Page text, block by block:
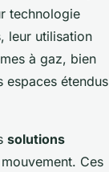
technologie
leur utilisation
à gaz, bien
espaces étendus
solutions
Ces